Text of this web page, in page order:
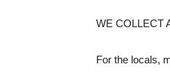
WE COLLECT
For the locals,